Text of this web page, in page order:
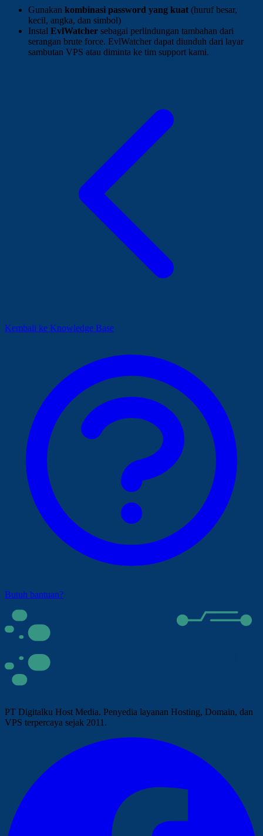
Gunakan kombinasi password yang kuat (huruf besar,
kecil, angka, dan simbol)
Instal EvlWatcher sebagai perlindungan tambahan dari
serangan brute force. EvlWatcher dapat diunduh dari layar
sambutan VPS atau diminta ke tim support kami.
Kembali ke Knowledge Base
Butuh bantuan?
PT Digitalku Host Media. Penyedia layanan Hosting, Domain, dan
VPS terpercaya sejak 2011.